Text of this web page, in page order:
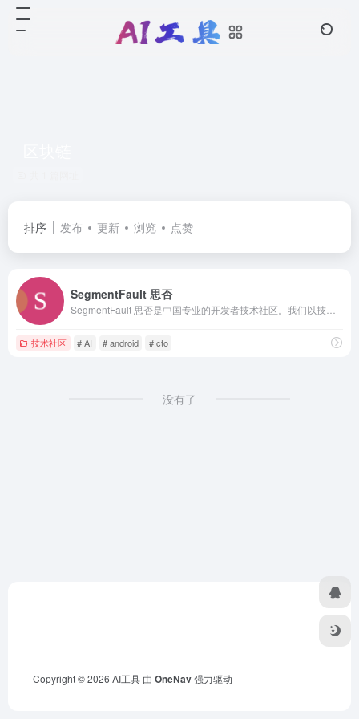
排序 发布 更新 浏览 点赞
SegmentFault 思否
技术社区 # AI # android # cto
没有了
Copyright © 2026 AI工具 由 OneNav强力驱动